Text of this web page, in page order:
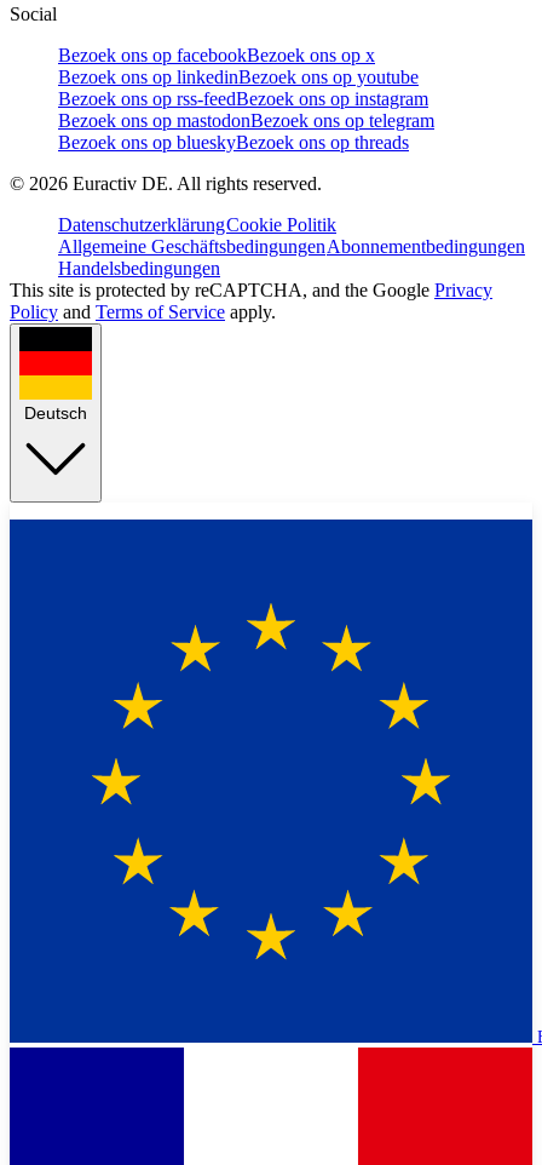
Social
Bezoek ons op facebookBezoek ons op x
Bezoek ons op linkedinBezoek ons op youtube
Bezoek ons op rss-feedBezoek ons op instagram
Bezoek ons op mastodonBezoek ons op telegram
Bezoek ons op blueskyBezoek ons op threads
© 2026 Euractiv DE. All rights reserved.
DatenschutzerklärungCookie Politik
Allgemeine GeschäftsbedingungenAbonnementbedingungen
Handelsbedingungen
This site is protected by reCAPTCHA, and the Google Privacy
Policy and Terms of Service apply.
Deutsch